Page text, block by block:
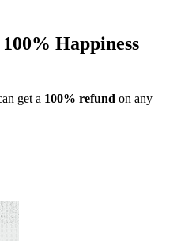
Happiness
get a 100% refund on any